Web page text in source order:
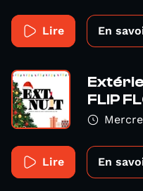
Lire En
FLIP
Lire En